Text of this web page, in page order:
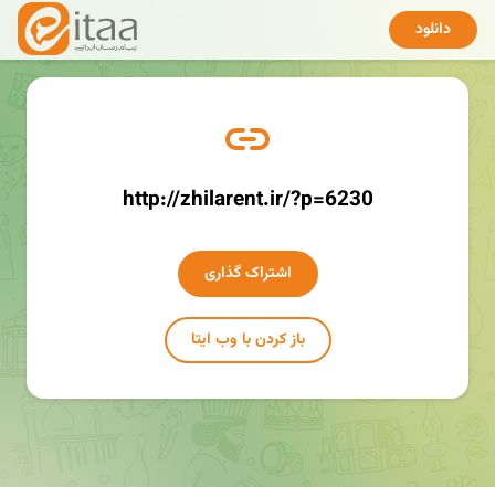
دانلود
http://zhilarent.ir/?p=6230
اشتراک گذاری
باز کردن با وب ایتا